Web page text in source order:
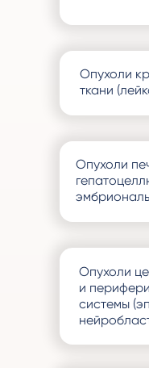
Опухоли
Опухоли
ткани
Опухоли
и
системы